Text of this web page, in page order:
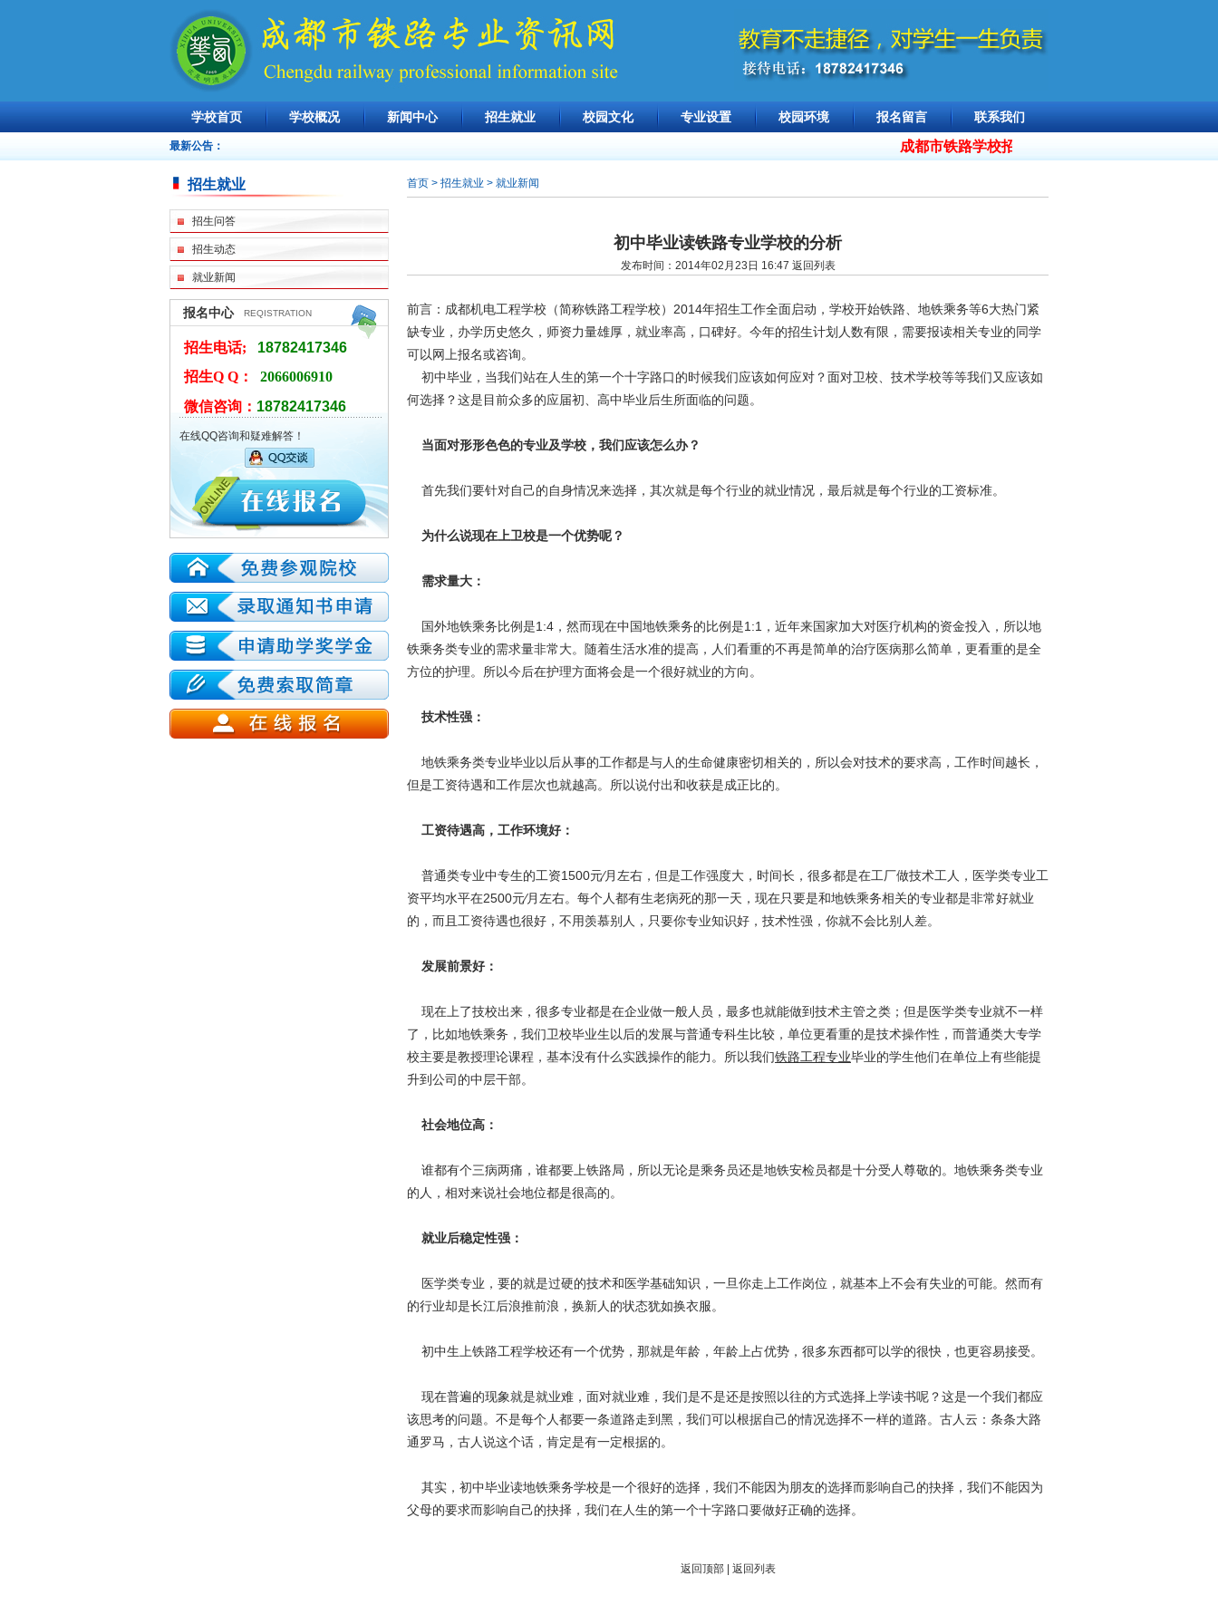
学校首页 学校概况 新闻中心 招生就业 校园文化 专业设置 校园环境 报名留言 联系我们
最新公告： 成都市铁路学校招生 18782417346，
招生就业
招生问答
招生动态
就业新闻
报名中心 REQISTRATION
招生电话; 18782417346
招生Q Q： 2066006910
微信咨询： 18782417346
在线QQ咨询和疑难解答！
首页 > 招生就业 > 就业新闻
初中毕业读铁路专业学校的分析
发布时间：2014年02月23日 16:47 返回列表
前言：成都机电工程学校（简称铁路工程学校）2014年招生工作全面启动，学校开始铁路、地铁乘务等6大热门紧
缺专业，办学历史悠久，师资力量雄厚，就业率高，口碑好。今年的招生计划人数有限，需要报读相关专业的同学
可以网上报名或咨询。
初中毕业，当我们站在人生的第一个十字路口的时候我们应该如何应对？面对卫校、技术学校等等我们又应该如
何选择？这是目前众多的应届初、高中毕业后生所面临的问题。
当面对形形色色的专业及学校，我们应该怎么办？
首先我们要针对自己的自身情况来选择，其次就是每个行业的就业情况，最后就是每个行业的工资标准。
为什么说现在上卫校是一个优势呢？
需求量大：
国外地铁乘务比例是1:4，然而现在中国地铁乘务的比例是1:1，近年来国家加大对医疗机构的资金投入，所以地
铁乘务类专业的需求量非常大。随着生活水准的提高，人们看重的不再是简单的治疗医病那么简单，更看重的是全
方位的护理。所以今后在护理方面将会是一个很好就业的方向。
技术性强：
地铁乘务类专业毕业以后从事的工作都是与人的生命健康密切相关的，所以会对技术的要求高，工作时间越长，
但是工资待遇和工作层次也就越高。所以说付出和收获是成正比的。
工资待遇高，工作环境好：
普通类专业中专生的工资1500元∕月左右，但是工作强度大，时间长，很多都是在工厂做技术工人，医学类专业工
资平均水平在2500元∕月左右。每个人都有生老病死的那一天，现在只要是和地铁乘务相关的专业都是非常好就业
的，而且工资待遇也很好，不用羡慕别人，只要你专业知识好，技术性强，你就不会比别人差。
发展前景好：
现在上了技校出来，很多专业都是在企业做一般人员，最多也就能做到技术主管之类；但是医学类专业就不一样
了，比如地铁乘务，我们卫校毕业生以后的发展与普通专科生比较，单位更看重的是技术操作性，而普通类大专学
校主要是教授理论课程，基本没有什么实践操作的能力。所以我们铁路工程专业毕业的学生他们在单位上有些能提
升到公司的中层干部。
社会地位高：
谁都有个三病两痛，谁都要上铁路局，所以无论是乘务员还是地铁安检员都是十分受人尊敬的。地铁乘务类专业
的人，相对来说社会地位都是很高的。
就业后稳定性强：
医学类专业，要的就是过硬的技术和医学基础知识，一旦你走上工作岗位，就基本上不会有失业的可能。然而有
的行业却是长江后浪推前浪，换新人的状态犹如换衣服。
初中生上铁路工程学校还有一个优势，那就是年龄，年龄上占优势，很多东西都可以学的很快，也更容易接受。
现在普遍的现象就是就业难，面对就业难，我们是不是还是按照以往的方式选择上学读书呢？这是一个我们都应
该思考的问题。不是每个人都要一条道路走到黑，我们可以根据自己的情况选择不一样的道路。古人云：条条大路
通罗马，古人说这个话，肯定是有一定根据的。
其实，初中毕业读地铁乘务学校是一个很好的选择，我们不能因为朋友的选择而影响自己的抉择，我们不能因为
父母的要求而影响自己的抉择，我们在人生的第一个十字路口要做好正确的选择。
返回顶部| 返回列表